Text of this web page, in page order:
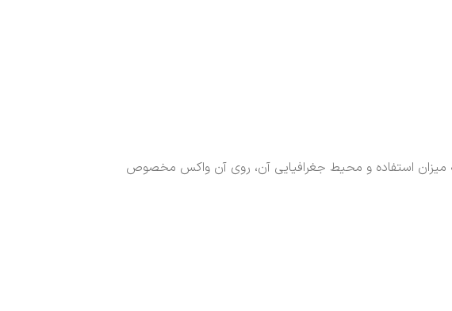
میزان استفاده و محیط جغرافیایی آن، روی آن واکس مخصوص